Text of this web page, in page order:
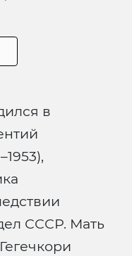
в
СССР. Мать